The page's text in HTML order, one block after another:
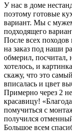
У нас в доме
поэтому готовые
вариант. Мы с
подходящего
После всех
на заказ под наши
обмерил, посчитал,
хотелось, и
скажу, что это
вписалась и цвет
Примерно через 2
красавицу!
помучиться с
получился
Большое всем